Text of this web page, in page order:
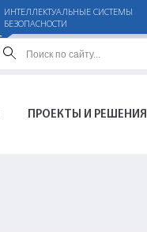
ИНТЕЛЛЕКТУАЛЬНЫЕ СИСТЕМЫ
БЕЗОПАСНОСТИ
ПРОЕКТЫ И РЕШЕНИЯ